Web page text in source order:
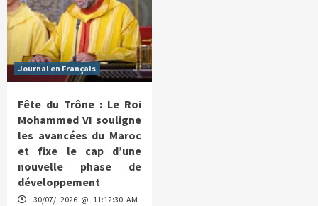
Journal en Français
Fête du Trône : Le Roi
Mohammed VI souligne
les avancées du Maroc
et fixe le cap d’une
nouvelle phase de
développement
30/07/ 2026 @ 11:12:30 AM